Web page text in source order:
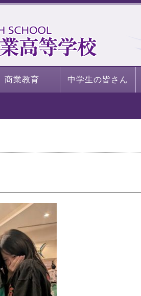
商業教育 中学生の皆さん